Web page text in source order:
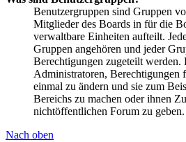
Benutzergruppen sind Gruppen
Mitglieder des Boards in für die
verwaltbare Einheiten aufteilt.
Gruppen angehören und jeder
Berechtigungen zugeteilt werden.
Administratoren, Berechtigungen
einmal zu ändern und sie zum
Bereichs zu machen oder ihnen
nichtöffentlichen Forum zu geben.
Nach oben